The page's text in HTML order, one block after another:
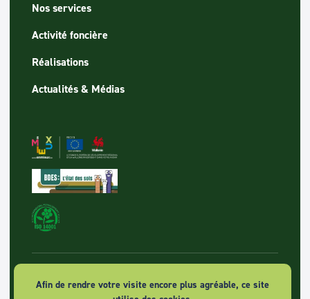
Nos services
Activité foncière
Réalisations
Actualités & Médias
© 2026 SPAQUE sa - Tous droits réservés
Afin de rendre votre visite encore plus agréable, ce site